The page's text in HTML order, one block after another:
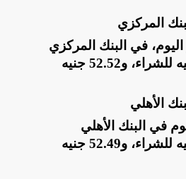
المركزي
في البنك المركزي
المصري 52.38 جنيه للشراء، و52.52 جنيه
الأهلي
في البنك الأهلي
المصري 52.39 جنيه للشراء، و52.49 جنيه